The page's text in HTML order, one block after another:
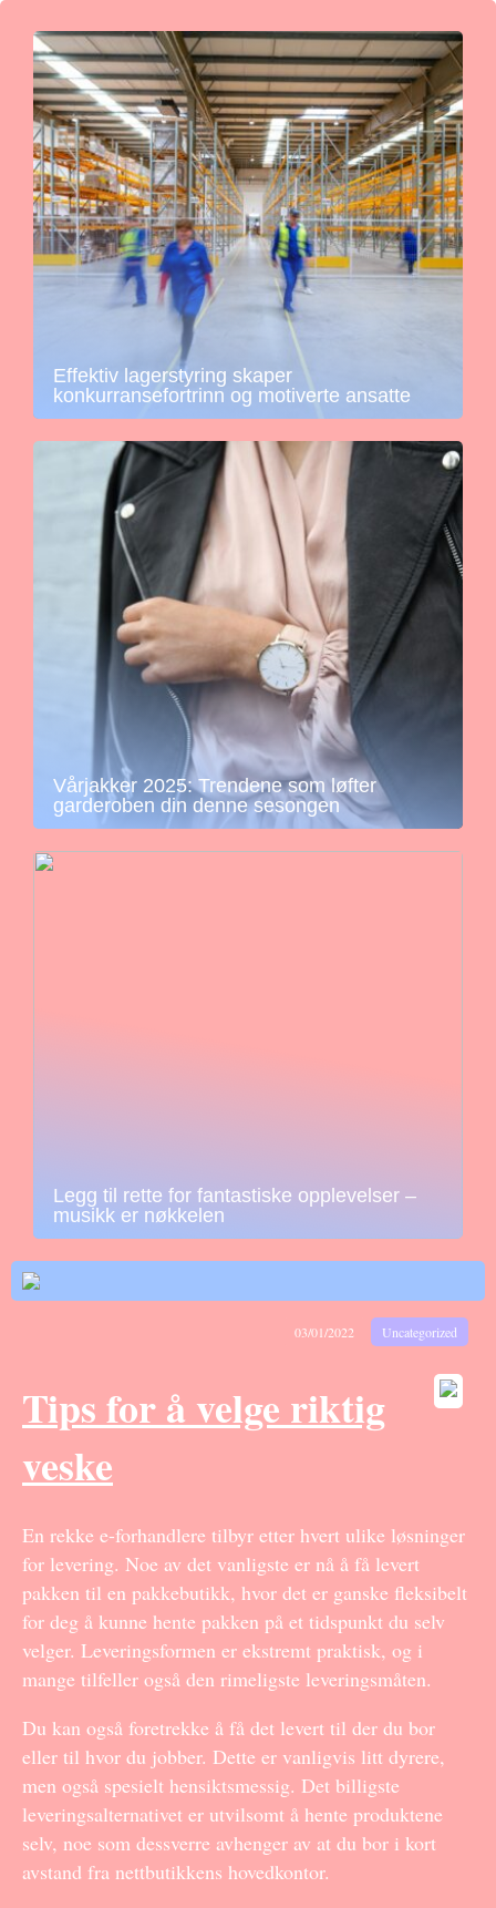
Effektiv lagerstyring skaper
konkurransefortrinn og motiverte ansatte
Vårjakker 2025: Trendene som løfter
garderoben din denne sesongen
Legg til rette for fantastiske opplevelser –
musikk er nøkkelen
03/01/2022 Uncategorized
Tips for å velge riktig
veske
En rekke e-forhandlere tilbyr etter hvert ulike løsninger
for levering. Noe av det vanligste er nå å få levert
pakken til en pakkebutikk, hvor det er ganske fleksibelt
for deg å kunne hente pakken på et tidspunkt du selv
velger. Leveringsformen er ekstremt praktisk, og i
mange tilfeller også den rimeligste leveringsmåten.
Du kan også foretrekke å få det levert til der du bor
eller til hvor du jobber. Dette er vanligvis litt dyrere,
men også spesielt hensiktsmessig. Det billigste
leveringsalternativet er utvilsomt å hente produktene
selv, noe som dessverre avhenger av at du bor i kort
avstand fra nettbutikkens hovedkontor.